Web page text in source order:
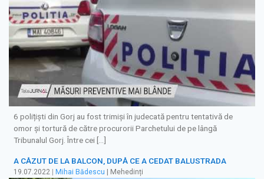
6 polițiști din Gorj au fost trimiși în judecată pentru tentativă de
omor și tortură de către procurorii Parchetului de pe lângă
Tribunalul Gorj. Între cei […]
A CĂZUT DE LA BALCON, DUPĂ CE A CEDAT BALUSTRADA
19.07.2022 | Mihai Bădescu | Mehedinți